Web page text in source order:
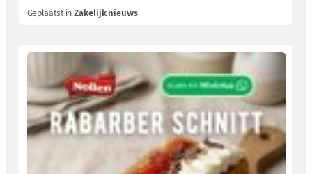
Geplaatst inZakelijk nieuws